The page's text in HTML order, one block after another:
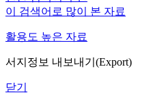
이 검색어로 많이 본 자료
활용도 높은 자료
서지정보 내보내기(Export)
닫기